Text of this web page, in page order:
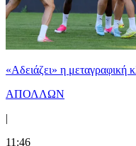
«Αδειάζει» η
ΑΠΟΛΛΩΝ
|
11:46